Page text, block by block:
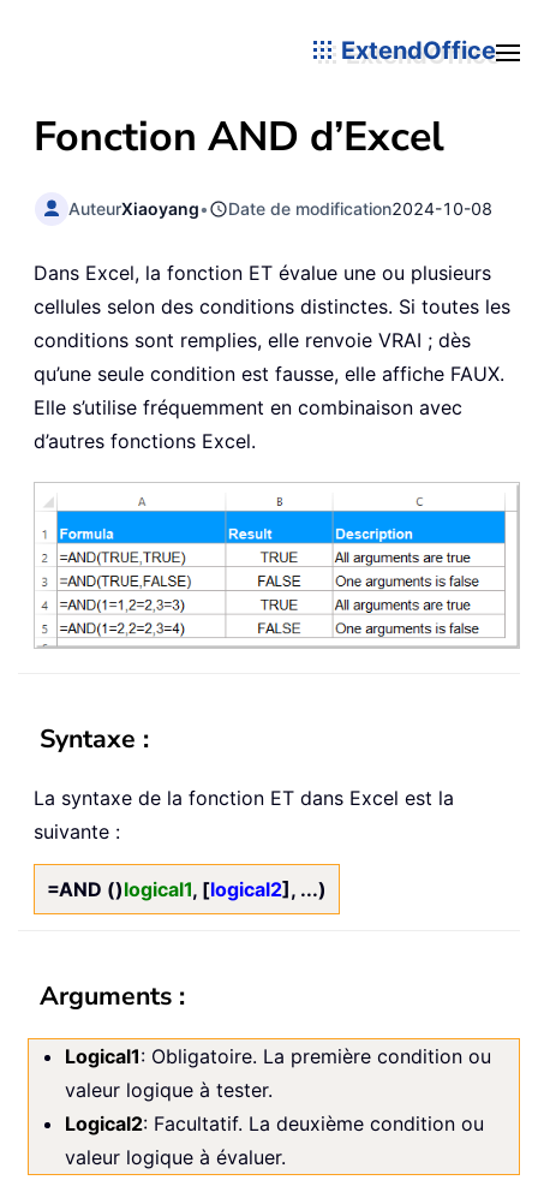
ExtendOffice
Fonction AND d’Excel
AuteurXiaoyang• Date de modification2024-10-08
Dans Excel, la fonction ET évalue une ou plusieurs
cellules selon des conditions distinctes. Si toutes les
conditions sont remplies, elle renvoie VRAI ; dès
qu’une seule condition est fausse, elle affiche FAUX.
Elle s’utilise fréquemment en combinaison avec
d’autres fonctions Excel.
Syntaxe :
La syntaxe de la fonction ET dans Excel est la
suivante :
=AND ()logical1, [logical2], ...)
Arguments :
Logical1: Obligatoire. La première condition ou
valeur logique à tester.
Logical2: Facultatif. La deuxième condition ou
valeur logique à évaluer.